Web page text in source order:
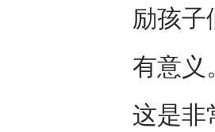
励孩子
有意义
这是非